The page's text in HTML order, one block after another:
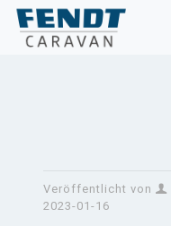
Veröffentlicht von
2023-01-16